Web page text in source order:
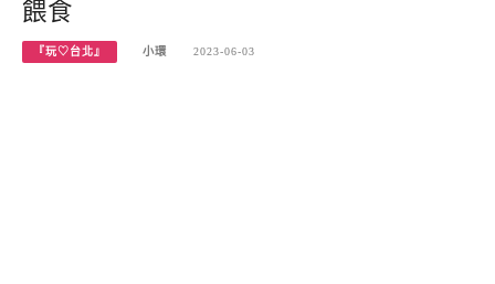
餵食
『玩♡台北』 小環 2023-06-03